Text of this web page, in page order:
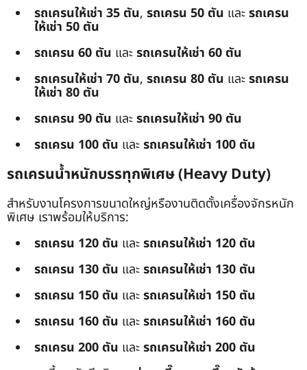
รถเครนให้เช่า 35 ตัน, รถเครน 50 ตัน และรถเครน
ให้เช่า 50 ตัน
รถเครน 60 ตัน และรถเครนให้เช่า 60 ตัน
รถเครนให้เช่า 70 ตัน, รถเครน 80 ตัน และรถเครน
ให้เช่า 80 ตัน
รถเครน 90 ตัน และรถเครนให้เช่า 90 ตัน
รถเครน 100 ตัน และรถเครนให้เช่า 100 ตัน
รถเครนน้ำหนักบรรทุกพิเศษ (Heavy Duty)
สำหรับงานโครงการขนาดใหญ่หรืองานติดตั้งเครื่องจักรหนัก
พิเศษ เราพร้อมให้บริการ:
รถเครน 120 ตัน และรถเครนให้เช่า 120 ตัน
รถเครน 130 ตัน และรถเครนให้เช่า 130 ตัน
รถเครน 150 ตัน และรถเครนให้เช่า 150 ตัน
รถเครน 160 ตัน และรถเครนให้เช่า 160 ตัน
รถเครน 200 ตัน และรถเครนให้เช่า 200 ตัน